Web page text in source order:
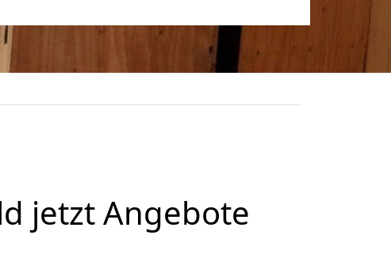
jetzt Angebote